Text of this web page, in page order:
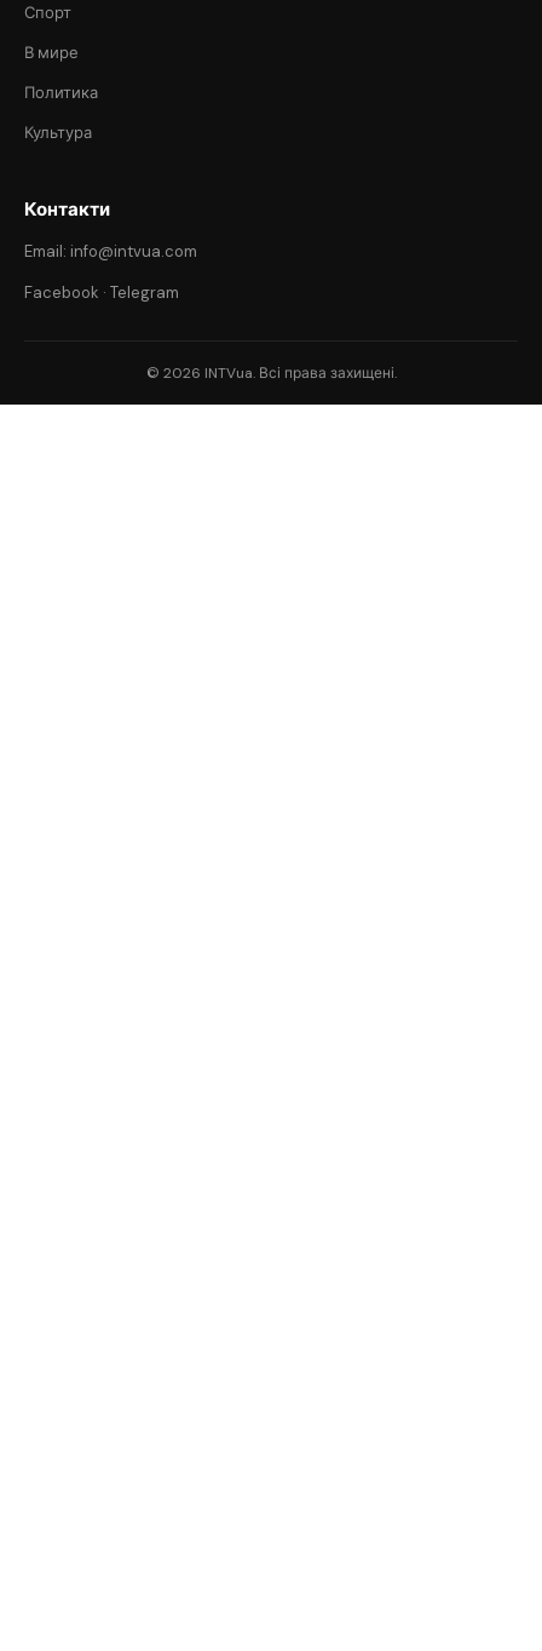
Спорт
В мире
Политика
Культура
Контакти
Email: info@intvua.com
Facebook · Telegram
© 2026 INTVua. Всі права захищені.